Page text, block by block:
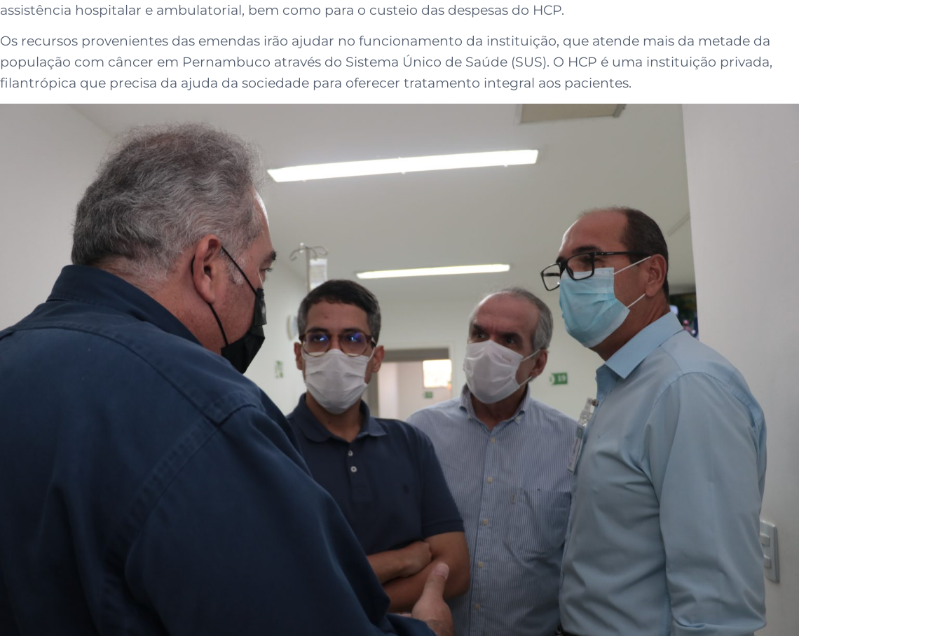
assistência hospitalar e ambulatorial, bem como para o custeio das despesas do HCP.
Os recursos provenientes das emendas irão ajudar no funcionamento da instituição, que atende mais da metade da
população com câncer em Pernambuco através do Sistema Único de Saúde (SUS). O HCP é uma instituição privada,
filantrópica que precisa da ajuda da sociedade para oferecer tratamento integral aos pacientes.